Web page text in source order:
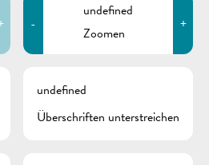
-
undefined
Zoomen
+
undefined
Überschriften unterstreichen